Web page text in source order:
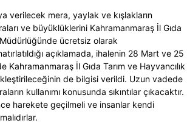
verilecek mera, yaylak ve kışlakların
ve büyüklüklerini Kahramanmaraş İl Gıda
Müdürlüğünde ücretsiz olarak
açıklamada, ihalenin 28 Mart ve 25
Kahramanmaraş İl Gıda Tarım ve Hayvancılık
de bilgisi verildi. Uzun vadede
kullanımı konusunda sıkıntılar çıkacaktır.
harekete geçilmeli ve insanlar kendi